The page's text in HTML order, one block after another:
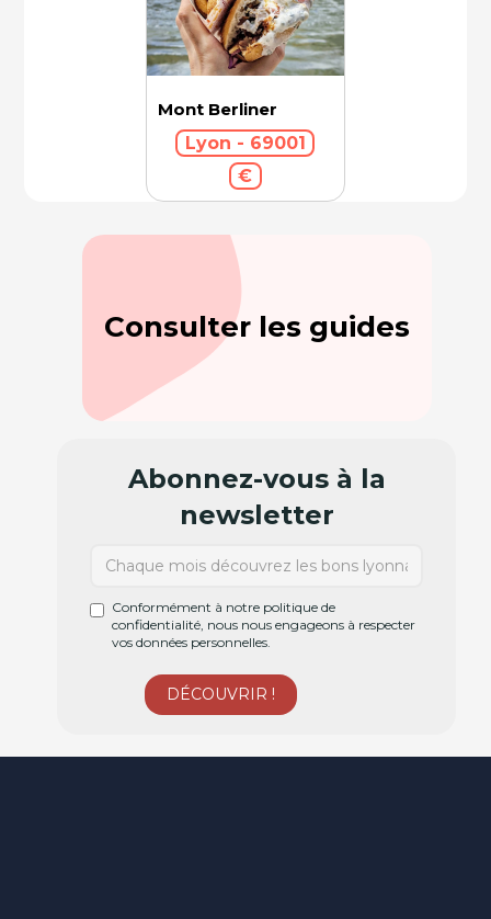
Mont Berliner
Lyon - 69001
€
Consulter les guides
Abonnez-vous à la
newsletter
Conformément à notre politique de
confidentialité, nous nous engageons à respecter
vos données personnelles.